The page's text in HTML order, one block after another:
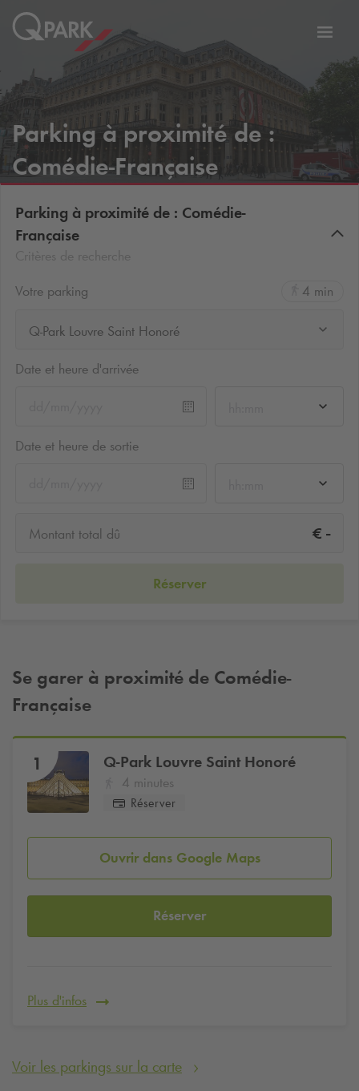
vers
Parking à proximité de :
Comédie-Française
Parking à proximité de : Comédie-
Française
Votre parking
4 min
Q-Park Louvre Saint Honoré
Date et heure d'arrivée
Date et heure de sortie
Montant total dû € -
Réserver
Se garer à proximité de Comédie-
Française
1 Q-Park Louvre Saint Honoré
4 minutes
Réserver
Ouvrir dans Google Maps
Réserver
Plus d'infos
Voir les parkings sur la carte